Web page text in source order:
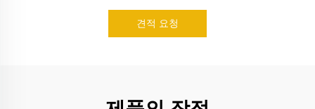
견적 요청